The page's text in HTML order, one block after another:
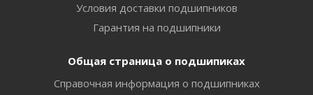
Условия доставки подшипников
Гарантия на подшипники
Общая страница о подшипиках
Справочная информация о подшипниках